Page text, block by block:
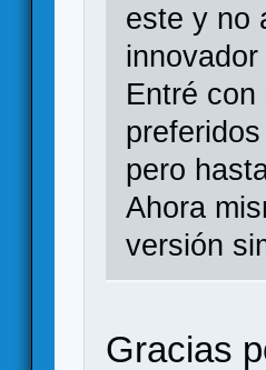
este y no
Entré
pero
Ahora
versión
Gracias